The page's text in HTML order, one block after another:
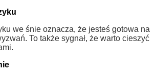
we śnie oznacza, że jesteś gotowa na
To także sygnał, że warto cieszyć